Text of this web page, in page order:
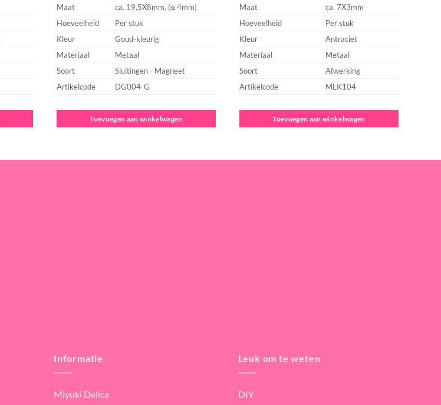
Maat
ca. 19,5X8mm, (ᴓ 4mm)
Hoeveelheid
Per stuk
Kleur
Goud-kleurig
Materiaal
Metaal
Soort
Sluitingen - Magneet
Artikelcode
DG004-G
Toevoegen aan winkelwagen
Maat
ca. 7X3mm
Hoeveelheid
Per stuk
Kleur
Antraciet
Materiaal
Metaal
Soort
Afwerking
Artikelcode
MLK104
Toevoegen aan winkelwagen
Informatie
Miyuki Delica
Leuk om te weten
DIY